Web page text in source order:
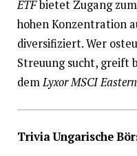
ETFbietet Zugang
hohen Konzentration
diversifiziert. Wer
Streuung sucht, greift
demLyxor MSCI
Trivia Ungarische